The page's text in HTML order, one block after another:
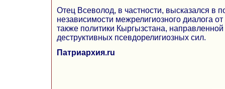
Отец Всеволод, в частности, высказался в
независимости межрелигиозного диалога
также политики Кыргызстана,
деструктивных псевдорелигиозных сил.
Патриархия.ru